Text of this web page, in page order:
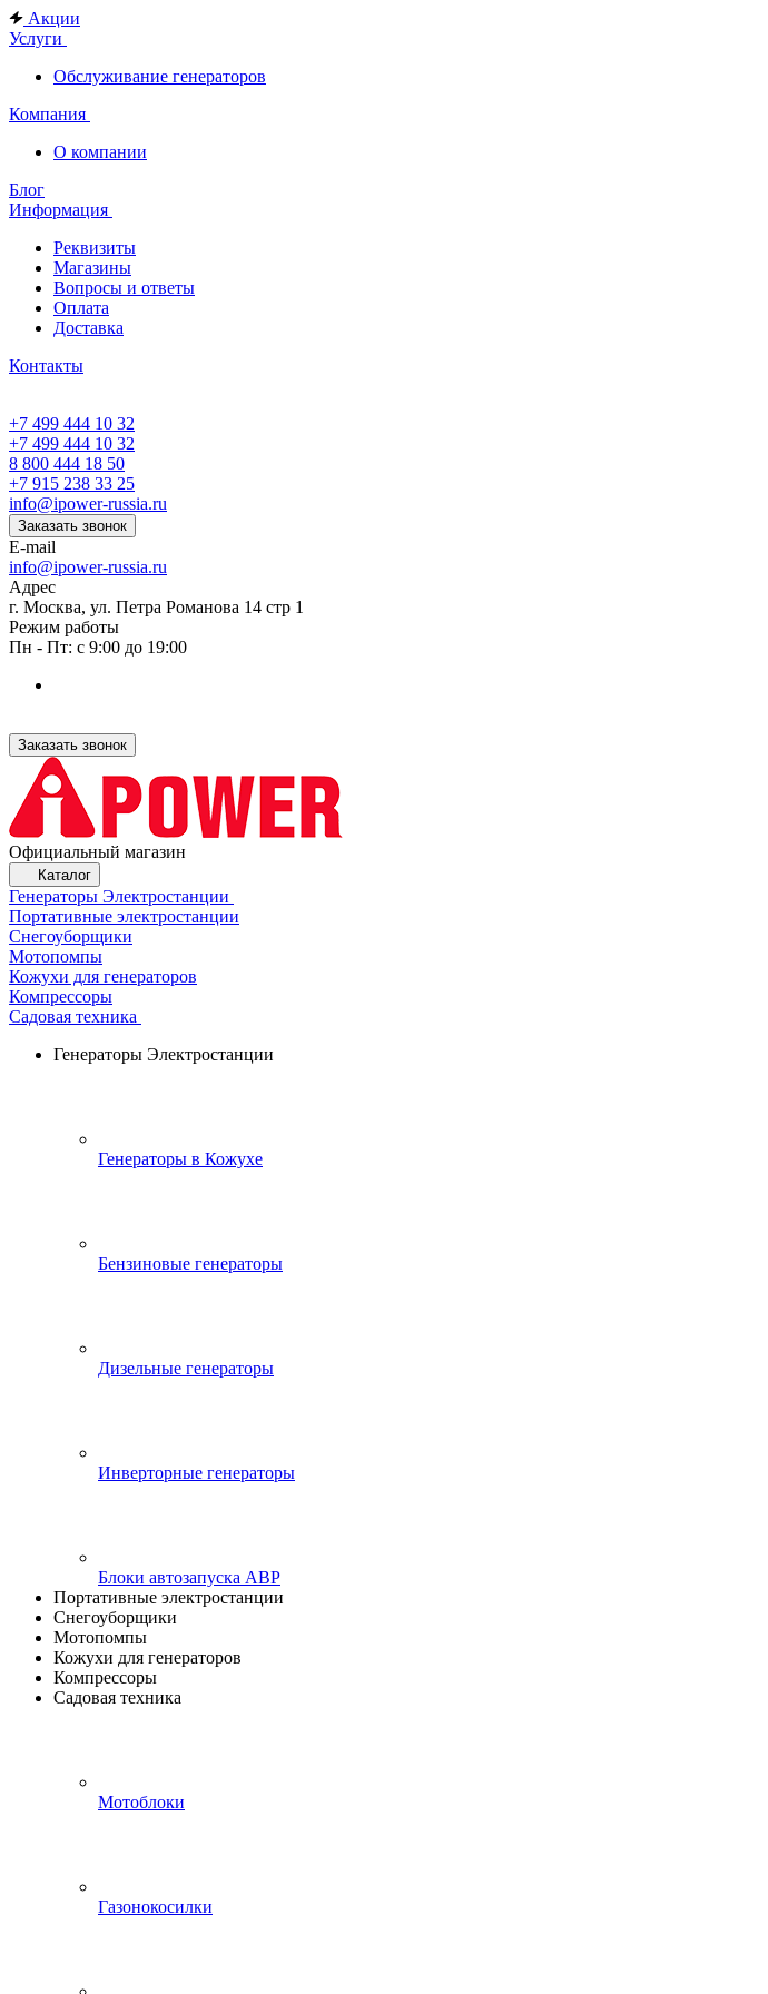
Акции
Услуги
Обслуживание генераторов
Компания
О компании
Блог
Информация
Реквизиты
Магазины
Вопросы и ответы
Оплата
Доставка
Контакты
+7 499 444 10 32
+7 499 444 10 32
8 800 444 18 50
+7 915 238 33 25
info@ipower-russia.ru
Заказать звонок
E-mail
info@ipower-russia.ru
Адрес
г. Москва, ул. Петра Романова 14 стр 1
Режим работы
Пн - Пт: с 9:00 до 19:00
Заказать звонок
Официальный магазин
Каталог
Генераторы Электростанции
Портативные электростанции
Снегоуборщики
Мотопомпы
Кожухи для генераторов
Компрессоры
Садовая техника
Генераторы Электростанции
Генераторы в Кожухе
Бензиновые генераторы
Дизельные генераторы
Инверторные генераторы
Блоки автозапуска АВР
Портативные электростанции
Снегоуборщики
Мотопомпы
Кожухи для генераторов
Компрессоры
Садовая техника
Мотоблоки
Газонокосилки